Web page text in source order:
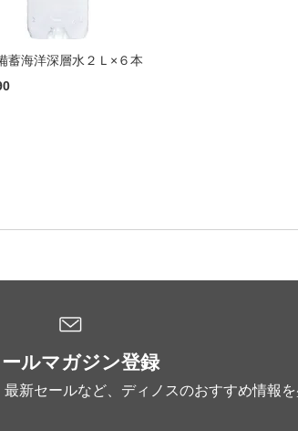
蓄海洋深層水２Ｌ×６本
ールマガジン登録
新セールなど、ディノスのおすすめ情報